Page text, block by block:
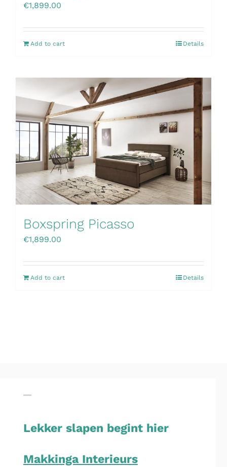
€1,899.00
Add to cart Details
Boxspring Picasso
€1,899.00
Add to cart Details
Lekker slapen begint hier
Makkinga Interieurs